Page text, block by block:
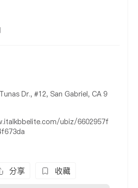
Dr., #12, San Gabriel, CA 9
ubiz/6602957f
分享 收藏